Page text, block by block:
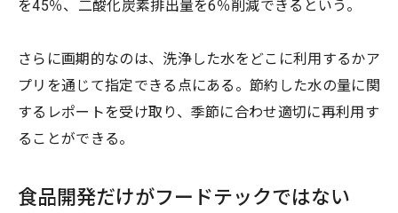
を45％、二酸化炭素排出量を6％削減できるという。
さらに画期的なのは、洗浄した水をどこに利用するかア
プリを通じて指定できる点にある。節約した水の量に関
するレポートを受け取り、季節に合わせ適切に再利用す
ることができる。
食品開発だけがフードテックではない